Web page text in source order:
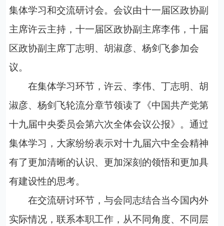
集体学习和交流研讨会。会议由十一届区政协副
主席许云主持，十一届区政协副主席李伟，十届
区政协副主席丁志明、胡淑彦、杨剑飞参加会
议。
在集体学习环节，许云、李伟、丁志明、胡
淑彦、杨剑飞轮流分章节领读了《中国共产党第
十九届中央委员会第六次全体会议公报》。 通过
集体学习，大家纷纷表示对十九届六中全会精神
有了更加清晰的认识、更加深刻的领悟和更加具
有建设性的思考。
在交流研讨环节，与会同志结合当今国内外
实际情况，联系本职工作，从不同角度、不同层